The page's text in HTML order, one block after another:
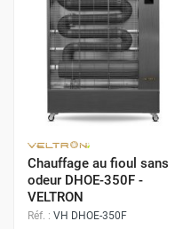
Chauffage au fioul sans
odeur DHOE-350F -
VELTRON
Réf. : VH DHOE-350F